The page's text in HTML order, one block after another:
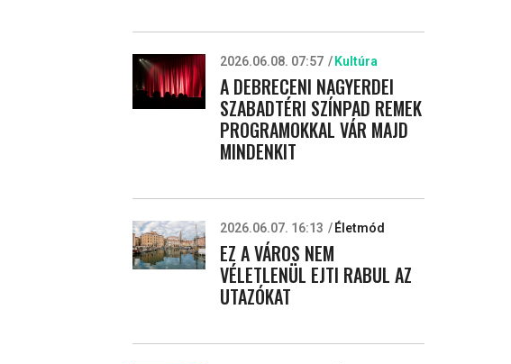
2026.06.08. 07:57 Kultúra
A DEBRECENI NAGYERDEI
SZABADTÉRI SZÍNPAD REMEK
PROGRAMOKKAL VÁR MAJD
MINDENKIT
2026.06.07. 16:13 Életmód
EZ A VÁROS NEM
VÉLETLENÜL EJTI RABUL AZ
UTAZÓKAT